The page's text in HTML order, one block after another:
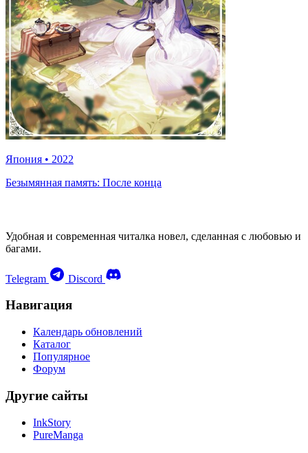
Япония • 2022
Безымянная память: После конца
Удобная и современная читалка новел, сделанная с любовью и
багами.
Telegram Discord
Навигация
Календарь обновлений
Каталог
Популярное
Форум
Другие сайты
InkStory
PureManga